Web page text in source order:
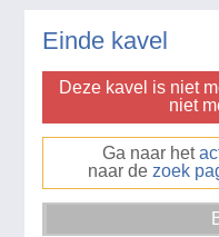
Einde kavel
Deze kavel is niet
niet
Ga naar het
naar de zoek